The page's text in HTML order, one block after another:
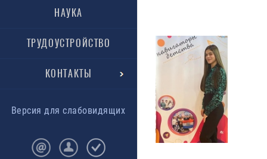
НАУКА
ТРУДОУСТРОЙСТВО
КОНТАКТЫ
Версия для слабовидящих